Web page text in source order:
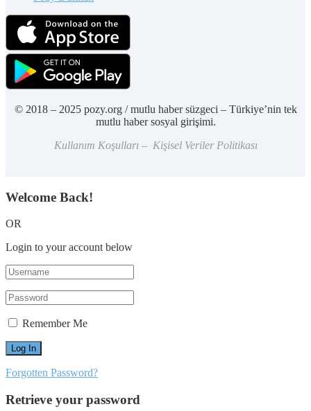
© 2018 – 2025 pozy.org / mutlu haber süzgeci – Türkiye’nin tek
mutlu haber sosyal girişimi.
Kullanım Koşulları – Kişisel Veriler Politikası
Welcome Back!
OR
Login to your account below
Remember Me
Forgotten Password?
Retrieve your password